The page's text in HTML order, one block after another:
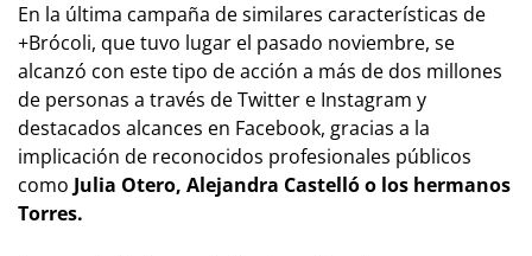
En la última campaña de similares características de
+Brócoli, que tuvo lugar el pasado noviembre, se
alcanzó con este tipo de acción a más de dos millones
de personas a través de Twitter e Instagram y
destacados alcances en Facebook, gracias a la
implicación de reconocidos profesionales públicos
como Julia Otero, Alejandra Castelló o los hermanos
Torres.